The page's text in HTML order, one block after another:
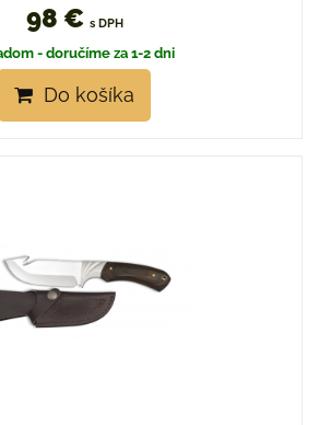
98 € s DPH
- doručíme za 1-2 dni
Do košíka